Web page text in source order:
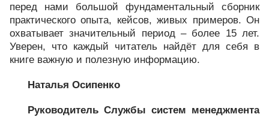
перед нами большой фундаментальный сборник
практического опыта, кейсов, живых примеров. Он
охватывает значительный период – более 15 лет.
Уверен, что каждый читатель найдёт для себя в
книге важную и полезную информацию.
Наталья Осипенко
Руководитель Службы систем менеджмента